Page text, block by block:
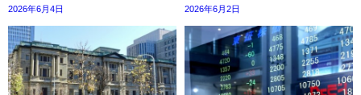
2026年6月4日 2026年6月2日